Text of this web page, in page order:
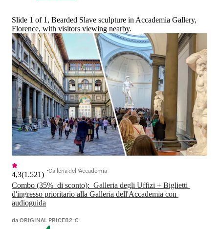
Slide 1 of 1, Bearded Slave sculpture in Accademia Gallery,
Florence, with visitors viewing nearby.
Combo (35%  di sconto):  Galleria degli Uffizi + Biglietti
d'ingresso prioritario alla Galleria dell'Accademia con
audioguida
4,3(1.521) Galleria dell'Accademia
daORIGINAL PRICE82 €